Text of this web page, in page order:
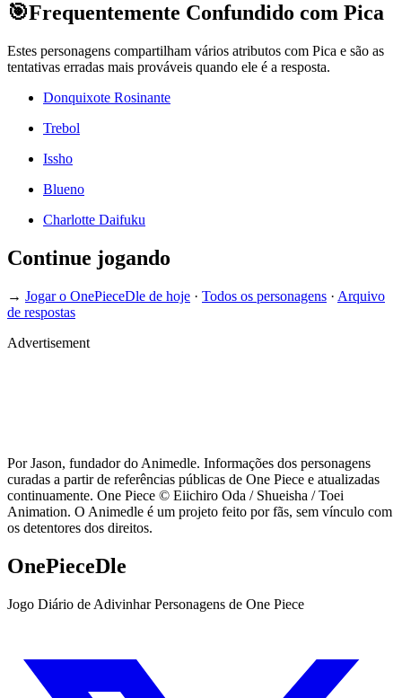
🎯Frequentemente Confundido com Pica
Estes personagens compartilham vários atributos com Pica e são as
tentativas erradas mais prováveis quando ele é a resposta.
Donquixote Rosinante
Trebol
Issho
Blueno
Charlotte Daifuku
Continue jogando
→ Jogar o OnePieceDle de hoje · Todos os personagens · Arquivo
de respostas
Advertisement
Por Jason, fundador do Animedle. Informações dos personagens
curadas a partir de referências públicas de One Piece e atualizadas
continuamente. One Piece © Eiichiro Oda / Shueisha / Toei
Animation. O Animedle é um projeto feito por fãs, sem vínculo com
os detentores dos direitos.
OnePieceDle
Jogo Diário de Adivinhar Personagens de One Piece